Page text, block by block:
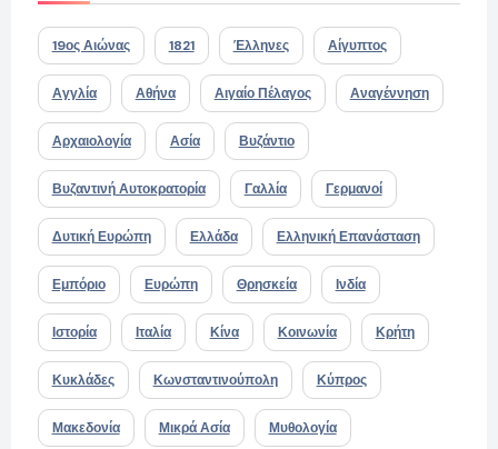
19ος Αιώνας 1821 Έλληνες Αίγυπτος
Αγγλία Αθήνα Αιγαίο Πέλαγος Αναγέννηση
Αρχαιολογία Ασία Βυζάντιο
Βυζαντινή Αυτοκρατορία Γαλλία Γερμανοί
Δυτική Ευρώπη Ελλάδα Ελληνική Επανάσταση
Εμπόριο Ευρώπη Θρησκεία Ινδία
Ιστορία Ιταλία Κίνα Κοινωνία Κρήτη
Κυκλάδες Κωνσταντινούπολη Κύπρος
Μακεδονία Μικρά Ασία Μυθολογία